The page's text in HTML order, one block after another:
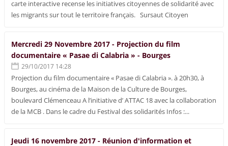
carte interactive recense les initiatives citoyennes de solidarité avec
les migrants sur tout le territoire français. Sursaut Citoyen
Mercredi 29 Novembre 2017 - Projection du film
documentaire « Pasae di Calabria » - Bourges
29/10/2017 14:28
Projection du film documentaire « Pasae di Calabria ». à 20h30, à
Bourges, au cinéma de la Maison de la Culture de Bourges,
boulevard Clémenceau A l’initiative d’ ATTAC 18 avec la collaboration
de la MCB . Dans le cadre du Festival des solidarités Infos :...
Jeudi 16 novembre 2017 - Réunion d'information et